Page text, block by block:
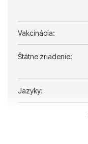
Vakcinácia:
Štátne zriadenie:
Jazyky: